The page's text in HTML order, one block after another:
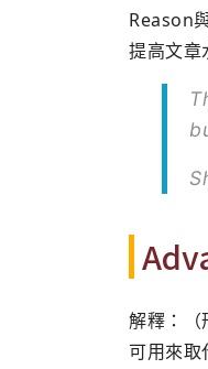
Reason
提高文章
解釋：（
可用來